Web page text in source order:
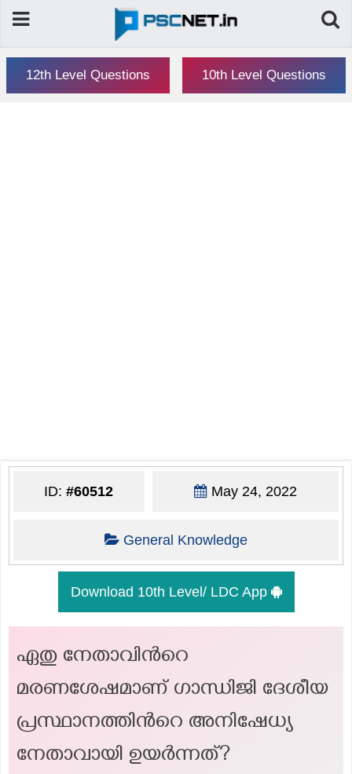
12th Level Questions 10th Level Questions
ID:#60512 May 24, 2022
General Knowledge
Download 10th Level/ LDC App
ഏതു നേതാവിൻറെ
മരണശേഷമാണ് ഗാന്ധിജി ദേശീയ
പ്രസ്ഥാനത്തിൻറെ അനിഷേധ്യ
നേതാവായി ഉയർന്നത്?